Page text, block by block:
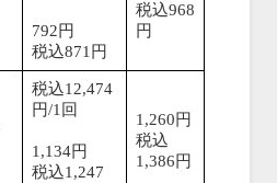
792円
税込871円
税込968
円
税込12,474
円/1回
1,134円
税込1,247
1,260円
税込
1,386円